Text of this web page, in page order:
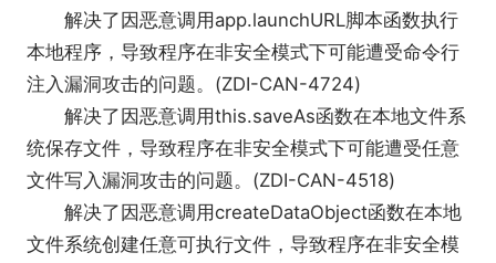
解决了因恶意调用app.launchURL脚本函数执行
本地程序，导致程序在非安全模式下可能遭受命令行
注入漏洞攻击的问题。(ZDI-CAN-4724)
解决了因恶意调用this.saveAs函数在本地文件系
统保存文件，导致程序在非安全模式下可能遭受任意
文件写入漏洞攻击的问题。(ZDI-CAN-4518)
解决了因恶意调用createDataObject函数在本地
文件系统创建任意可执行文件，导致程序在非安全模